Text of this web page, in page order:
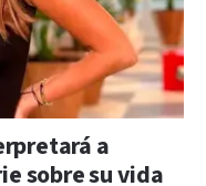
a
sobre su vida